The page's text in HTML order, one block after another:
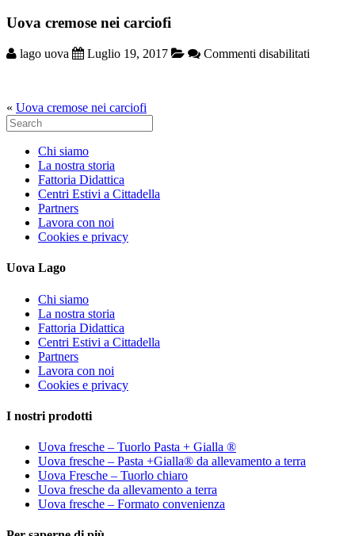
Uova cremose nei carciofi
lago uova Luglio 19, 2017 Commenti disabilitati
« Uova cremose nei carciofi
Search
for:
Chi siamo
La nostra storia
Fattoria Didattica
Centri Estivi a Cittadella
Partners
Lavora con noi
Cookies e privacy
Uova Lago
Chi siamo
La nostra storia
Fattoria Didattica
Centri Estivi a Cittadella
Partners
Lavora con noi
Cookies e privacy
I nostri prodotti
Uova fresche – Tuorlo Pasta + Gialla ®
Uova fresche – Pasta +Gialla® da allevamento a terra
Uova Fresche – Tuorlo chiaro
Uova fresche da allevamento a terra
Uova fresche – Formato convenienza